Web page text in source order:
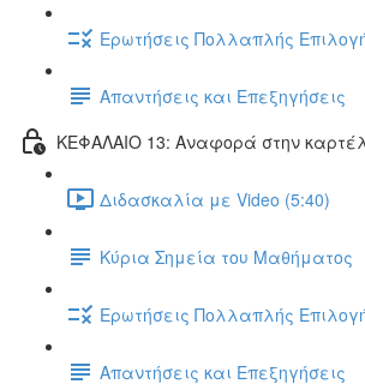
Ερωτήσεις Πολλαπλής
Απαντήσεις και Επεξηγήσεις
ΚΕΦΑΛΑΙΟ 13: Αναφορά στην
Διδασκαλία με Video (5:40)
Κύρια Σημεία του Μαθήματος
Ερωτήσεις Πολλαπλής
Απαντήσεις και Επεξηγήσεις